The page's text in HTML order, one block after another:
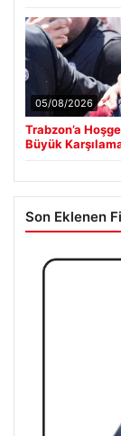
05/08/2026
Trabzon’a
Büyük
Son Eklenen